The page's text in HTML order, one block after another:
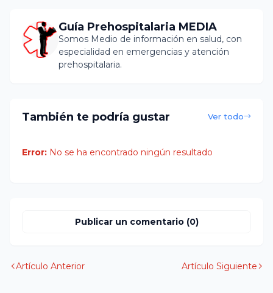
Guía Prehospitalaria MEDIA
Somos Medio de información en salud, con
especialidad en emergencias y atención
prehospitalaria.
También te podría gustar Ver todo
Error: No se ha encontrado ningún resultado
Publicar un comentario (0)
Artículo Anterior Artículo Siguiente